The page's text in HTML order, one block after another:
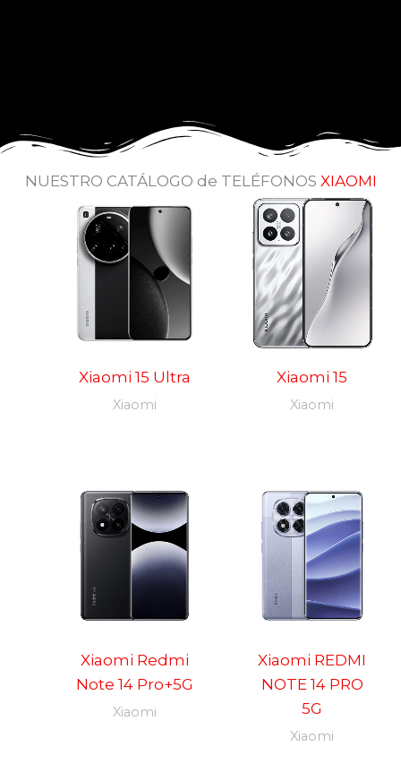
NUESTRO CATÁLOGO de TELÉFONOS XIAOMI
Xiaomi 15 Ultra
Xiaomi
Xiaomi 15
Xiaomi
Xiaomi Redmi
Note 14 Pro+5G
Xiaomi
Xiaomi REDMI
NOTE 14 PRO
5G
Xiaomi